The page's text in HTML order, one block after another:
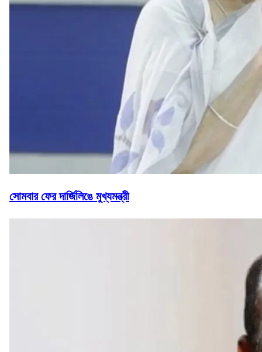
সোমবার ফের দার্জিলিঙে মুখ্যমন্ত্রী